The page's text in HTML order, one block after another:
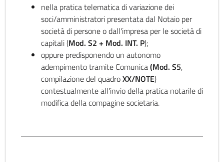
nella pratica telematica di variazione dei
soci/amministratori presentata dal Notaio per
società di persone o dall'impresa per le società di
capitali (Mod. S2 + Mod. INT. P);
oppure predisponendo un autonomo
adempimento tramite Comunica(Mod. S5,
compilazione del quadroXX/NOTE)
contestualmente all'invio della pratica notarile di
modifica della compagine societaria.